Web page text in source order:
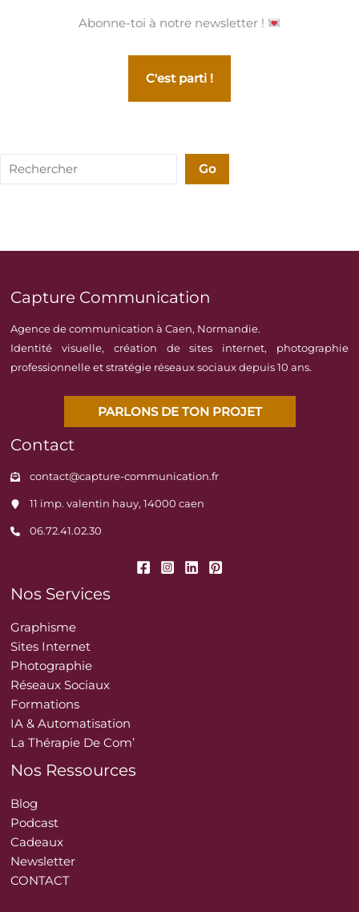
Abonne-toi à notre newsletter !
C'est parti !
Rechercher Go
Capture Communication
Agence de communication à Caen, Normandie.
Identité visuelle, création de sites internet, photographie
professionnelle et stratégie réseaux sociaux depuis 10 ans.
PARLONS DE TON PROJET
Contact
contact@capture-communication.fr
11 imp. valentin hauy, 14000 caen
06.72.41.02.30
Nos Services
Graphisme
Sites Internet
Photographie
Réseaux Sociaux
Formations
IA & Automatisation
La Thérapie De Com’
Nos Ressources
Blog
Podcast
Cadeaux
Newsletter
CONTACT